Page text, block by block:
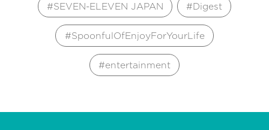
SEVEN-ELEVEN JAPAN Digest
SpoonfulOfEnjoyForYourLife
entertainment